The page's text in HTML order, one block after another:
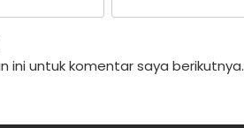
ini untuk komentar saya berikutnya.